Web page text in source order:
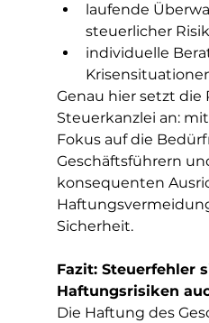
laufende
steuerlicher
individuelle
Genau hier setzt die
Steuerkanzlei an:
Fokus auf die
Geschäftsführern
konsequenten
Sicherheit.
Fazit: Steuerfehler
Haftungsrisiken
Die Haftung des